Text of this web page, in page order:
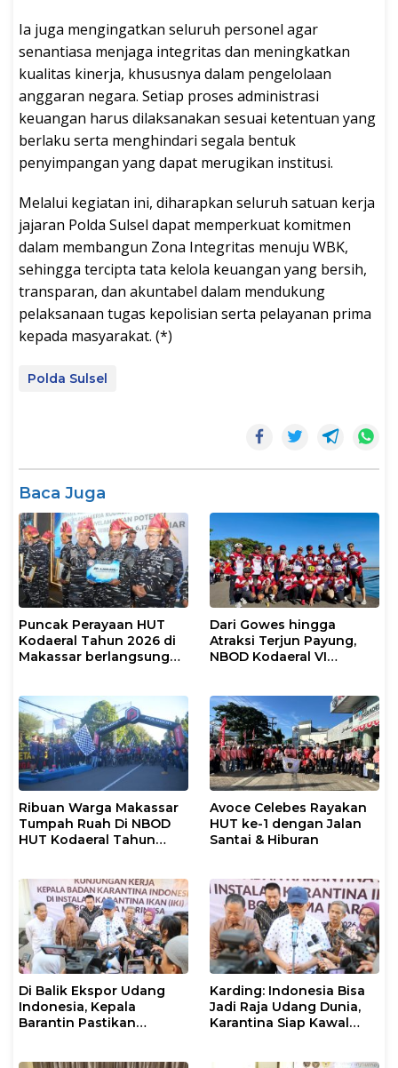
Ia juga mengingatkan seluruh personel agar
senantiasa menjaga integritas dan meningkatkan
kualitas kinerja, khususnya dalam pengelolaan
anggaran negara. Setiap proses administrasi
keuangan harus dilaksanakan sesuai ketentuan yang
berlaku serta menghindari segala bentuk
penyimpangan yang dapat merugikan institusi.
Melalui kegiatan ini, diharapkan seluruh satuan kerja
jajaran Polda Sulsel dapat memperkuat komitmen
dalam membangun Zona Integritas menuju WBK,
sehingga tercipta tata kelola keuangan yang bersih,
transparan, dan akuntabel dalam mendukung
pelaksanaan tugas kepolisian serta pelayanan prima
kepada masyarakat. (*)
Polda Sulsel
Baca Juga
Puncak Perayaan HUT
Kodaeral Tahun 2026 di
Makassar berlangsung
Dari Gowes hingga
Atraksi Terjun Payung,
NBOD Kodaeral VI
Ribuan Warga Makassar
Tumpah Ruah Di NBOD
HUT Kodaeral Tahun
Avoce Celebes Rayakan
HUT ke-1 dengan Jalan
Santai & Hiburan
Di Balik Ekspor Udang
Indonesia, Kepala
Barantin Pastikan
Karding: Indonesia Bisa
Jadi Raja Udang Dunia,
Karantina Siap Kawal